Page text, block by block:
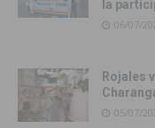
la
06/07/
Rojales
05/07/